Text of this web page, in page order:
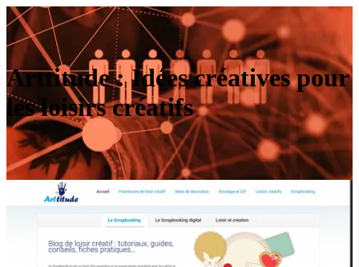
Arttitude : Idées créatives pour
les loisirs créatifs